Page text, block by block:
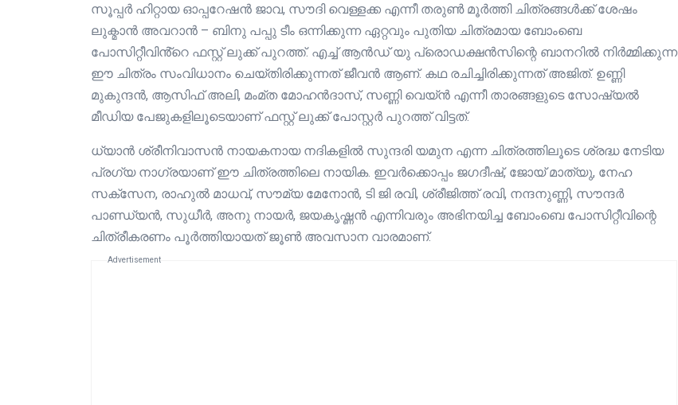
സൂപ്പർ ഹിറ്റായ ഓപ്പറേഷൻ ജാവ, സൗദി വെള്ളക്ക എന്നീ തരുൺ മൂർത്തി ചിത്രങ്ങൾക്ക് ശേഷം
ലുക്മാൻ അവറാൻ – ബിനു പപ്പു ടീം ഒന്നിക്കുന്ന ഏറ്റവും പുതിയ ചിത്രമായ ബോംബെ
പോസിറ്റീവിൻ്റെ ഫസ്റ്റ് ലുക്ക് പുറത്ത്. എച്ച് ആൻഡ് യു പ്രൊഡക്ഷൻസിന്റെ ബാനറിൽ നിർമ്മിക്കുന്ന
ഈ ചിത്രം സംവിധാനം ചെയ്‌തിരിക്കുന്നത് ജീവൻ ആണ്. കഥ രചിച്ചിരിക്കുന്നത് അജിത്. ഉണ്ണി
മുകുന്ദൻ, ആസിഫ് അലി, മംമ്‌ത മോഹൻദാസ്, സണ്ണി വെയ്ൻ എന്നീ താരങ്ങളുടെ സോഷ്യൽ
മീഡിയ പേജുകളിലൂടെയാണ് ഫസ്റ്റ് ലുക്ക് പോസ്റ്റർ പുറത്ത് വിട്ടത്.
ധ്യാൻ ശ്രീനിവാസൻ നായകനായ നദികളിൽ സുന്ദരി യമുന എന്ന ചിത്രത്തിലൂടെ ശ്രദ്ധ നേടിയ
പ്രഗ്യ നാഗ്രയാണ് ഈ ചിത്രത്തിലെ നായിക. ഇവർക്കൊപ്പം ജഗദീഷ്, ജോയ് മാത്യു, നേഹ
സക്സേന, രാഹുൽ മാധവ്, സൗമ്യ മേനോൻ, ടി ജി രവി, ശ്രീജിത്ത് രവി, നന്ദനുണ്ണി, സൗന്ദർ
പാണ്ഡ്യൻ, സുധീർ, അനു നായർ, ജയകൃഷ്ണൻ എന്നിവരും അഭിനയിച്ച ബോംബെ പോസിറ്റീവിന്റെ
ചിത്രീകരണം പൂർത്തിയായത് ജൂൺ അവസാന വാരമാണ്.
Advertisement